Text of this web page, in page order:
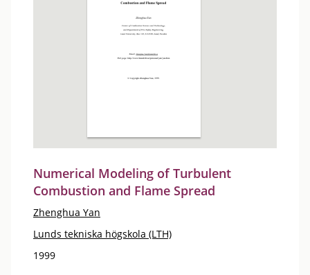
Numerical Modeling of Turbulent
Combustion and Flame Spread
Zhenghua Yan
Lunds tekniska högskola (LTH)
1999